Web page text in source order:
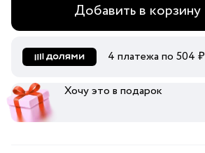
Добавить в корзину
4 платежа по 504 ₽
Хочу это в подарок